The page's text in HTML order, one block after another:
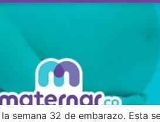
semana 32 de embarazo. Esta